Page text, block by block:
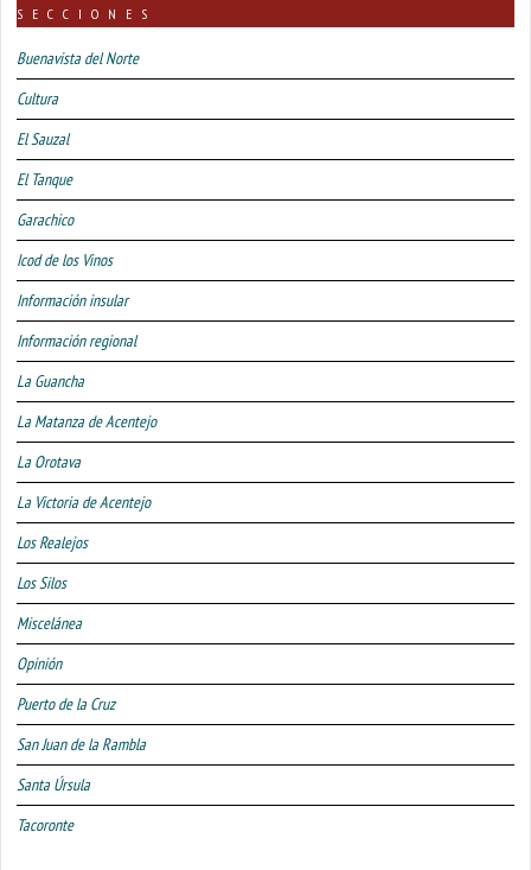
SECCIONES
Buenavista del Norte
Cultura
El Sauzal
El Tanque
Garachico
Icod de los Vinos
Información insular
Información regional
La Guancha
La Matanza de Acentejo
La Orotava
La Victoria de Acentejo
Los Realejos
Los Silos
Miscelánea
Opinión
Puerto de la Cruz
San Juan de la Rambla
Santa Úrsula
Tacoronte